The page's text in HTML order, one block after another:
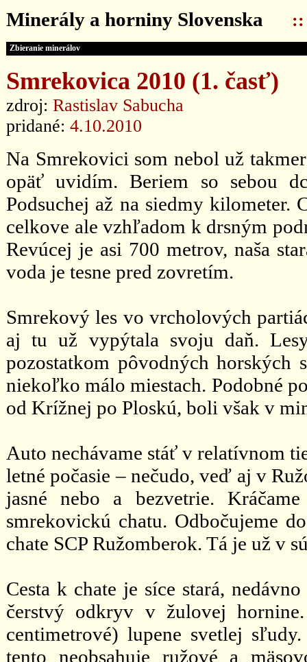
Minerály a horniny Slovenska ::
Zbieranie minerálov
Smrekovica 2010 (1. časť)
zdroj: Rastislav Sabucha
pridané: 4.10.2010
Na Smrekovici som nebol už
opäť uvidím. Beriem so sebou
Podsuchej až na siedmy kilometer.
celkove ale vzhľadom k drsným
Revúcej je asi 700 metrov, naša
voda je tesne pred zovretím.
Smrekový les vo vrcholových
aj tu už vypýtala svoju daň.
pozostatkom pôvodných horských
niekoľko málo miestach. Podobné
od Krížnej po Ploskú, boli však v
Auto nechávame stáť v relatívnom
letné počasie – nečudo, veď aj v
jasné nebo a bezvetrie.
smrekovickú chatu. Odbočujeme
chate SCP Ružomberok. Tá je už v
Cesta k chate je síce stará,
čerstvý odkryv v žulovej
centimetrové) lupene svetlej
tento neobsahuje ružové a